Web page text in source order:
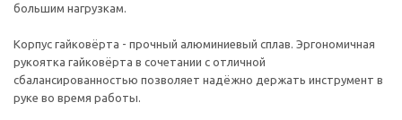
большим нагрузкам.
Корпус гайковёрта - прочный алюминиевый сплав. Эргономичная
рукоятка гайковёрта в сочетании с отличной
сбалансированностью позволяет надёжно держать инструмент в
руке во время работы.